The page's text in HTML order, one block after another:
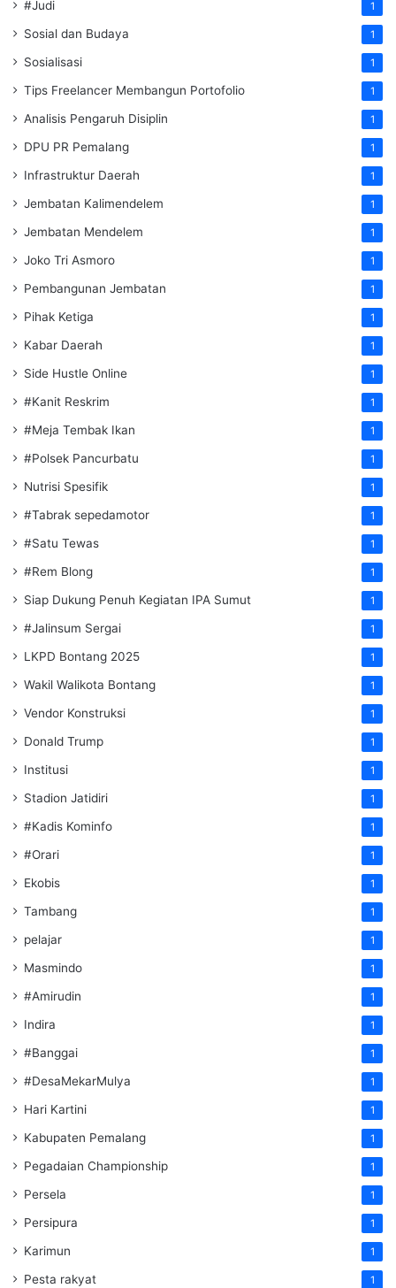
#Judi 1
Sosial dan Budaya 1
Sosialisasi 1
Tips Freelancer Membangun Portofolio 1
Analisis Pengaruh Disiplin 1
DPU PR Pemalang 1
Infrastruktur Daerah 1
Jembatan Kalimendelem 1
Jembatan Mendelem 1
Joko Tri Asmoro 1
Pembangunan Jembatan 1
Pihak Ketiga 1
Kabar Daerah 1
Side Hustle Online 1
#Kanit Reskrim 1
#Meja Tembak Ikan 1
#Polsek Pancurbatu 1
Nutrisi Spesifik 1
#Tabrak sepedamotor 1
#Satu Tewas 1
#Rem Blong 1
Siap Dukung Penuh Kegiatan IPA Sumut 1
#Jalinsum Sergai 1
LKPD Bontang 2025 1
Wakil Walikota Bontang 1
Vendor Konstruksi 1
Donald Trump 1
Institusi 1
Stadion Jatidiri 1
#Kadis Kominfo 1
#Orari 1
Ekobis 1
Tambang 1
pelajar 1
Masmindo 1
#Amirudin 1
Indira 1
#Banggai 1
#DesaMekarMulya 1
Hari Kartini 1
Kabupaten Pemalang 1
Pegadaian Championship 1
Persela 1
Persipura 1
Karimun 1
Pesta rakyat 1